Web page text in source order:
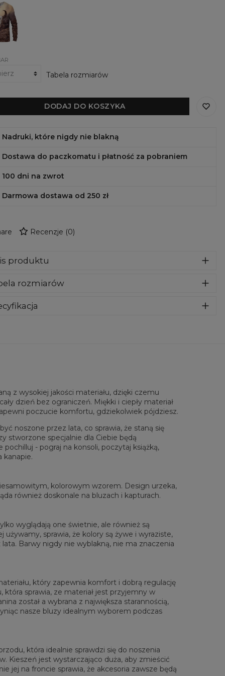
Tabela rozmiarów
DODAJ DO KOSZYKA
Nadruki, które nigdy nie blakną
Dostawa do paczkomatu i płatność za pobraniem
100 dni na zwrot
Darmowa dostawa od 250 zł
Recenzje (0)
produktu
materiału. Klasyczny kaptur i przednie kieszenie dadzą
wszelkich starań aby jakość spełniała Twoje
rozmiarów
XS S M L XL XXL
całkowita
65 67 69 71 73
z wysokiej jakości materiału, dzięki czemu
dzień bez ograniczeń. Miękki i ciepły materiał
poczucie komfortu, gdziekolwiek pójdziesz.
noszone przez lata, co sprawia, że staną się
stworzone specjalnie dla Ciebie będą
- pograj na konsoli, poczytaj książką,
kanapie.
kolorowym wzorem. Design urzeka,
również doskonale na bluzach i kapturach.
wyglądają one świetnie, ale również są
sprawia, że kolory są żywe i wyraziste,
Barwy nigdy nie wyblakną, nie ma znaczenia
który zapewnia komfort i dobrą regulację
która sprawia, ze materiał jest przyjemny w
został a wybrana z największa starannością,
nasze bluzy idealnym wyborem podczas
która idealnie sprawdzi się do noszenia
Kieszeń jest wystarczająco duża, aby zmieścić
jej na froncie sprawia, że akcesoria zawsze będą